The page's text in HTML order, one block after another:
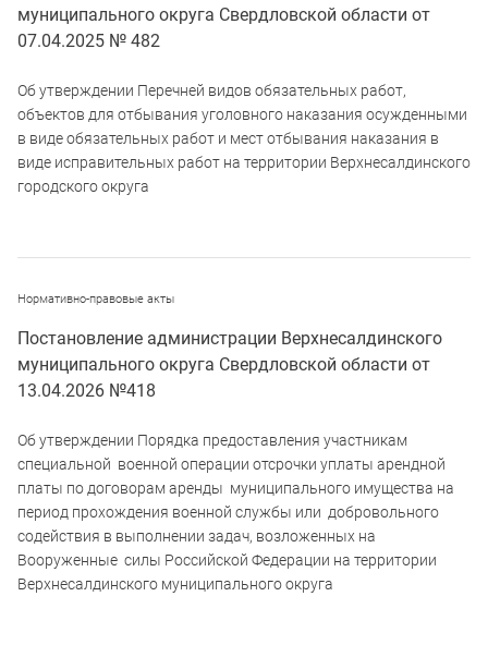
муниципального округа Свердловской области от
07.04.2025 № 482
Об утверждении Перечней видов обязательных работ,
объектов для отбывания уголовного наказания осужденными
в виде обязательных работ и мест отбывания наказания в
виде исправительных работ на территории Верхнесалдинского
городского округа
Нормативно-правовые акты
Постановление администрации Верхнесалдинского
муниципального округа Свердловской области от
13.04.2026 №418
Об утверждении Порядка предоставления участникам
специальной военной операции отсрочки уплаты арендной
платы по договорам аренды муниципального имущества на
период прохождения военной службы или добровольного
содействия в выполнении задач, возложенных на
Вооруженные силы Российской Федерации на территории
Верхнесалдинского муниципального округа